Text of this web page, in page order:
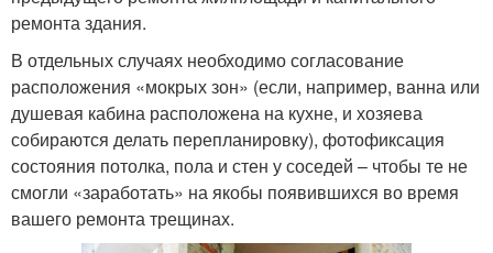
ремонта здания.
В отдельных случаях необходимо согласование
расположения «мокрых зон» (если, например, ванна или
душевая кабина расположена на кухне, и хозяева
собираются делать перепланировку), фотофиксация
состояния потолка, пола и стен у соседей – чтобы те не
смогли «заработать» на якобы появившихся во время
вашего ремонта трещинах.